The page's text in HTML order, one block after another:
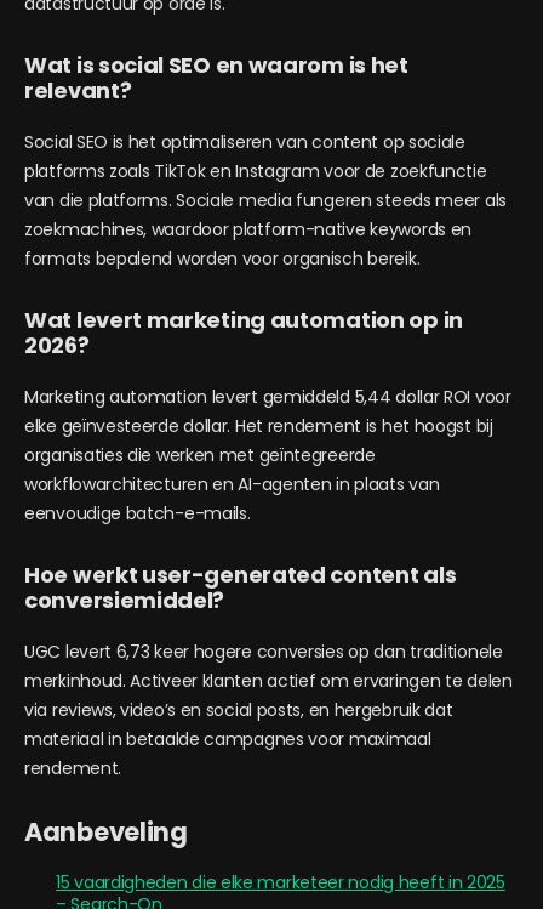
Wat is social SEO en waarom is het
relevant?
Social SEO is het optimaliseren van content op sociale
platforms zoals TikTok en Instagram voor de zoekfunctie
van die platforms. Sociale media fungeren steeds meer als
zoekmachines, waardoor platform-native keywords en
formats bepalend worden voor organisch bereik.
Wat levert marketing automation op in
2026?
Marketing automation levert gemiddeld 5,44 dollar ROI voor
elke geïnvesteerde dollar. Het rendement is het hoogst bij
organisaties die werken met geïntegreerde
workflowarchitecturen en AI-agenten in plaats van
eenvoudige batch-e-mails.
Hoe werkt user-generated content als
conversiemiddel?
UGC levert 6,73 keer hogere conversies op dan traditionele
merkinhoud. Activeer klanten actief om ervaringen te delen
via reviews, video’s en social posts, en hergebruik dat
materiaal in betaalde campagnes voor maximaal
rendement.
Aanbeveling
15 vaardigheden die elke marketeer nodig heeft in 2025